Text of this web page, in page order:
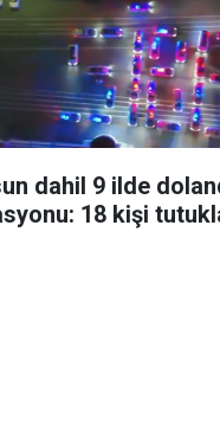
dahil 9 ilde
18 kişi